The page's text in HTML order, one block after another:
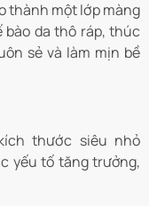
thành một lớp màng
da thô ráp, thúc
sẻ và làm mịn bề
thước siêu nhỏ
yếu tố tăng trưởng,